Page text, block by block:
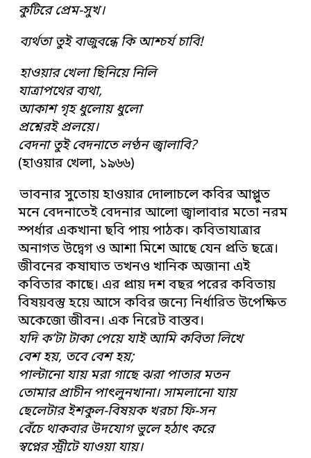
কুটিরে প্রেম-সুখ।
ব্যর্থতা তুই বাজুবন্ধে কি আশ্চর্য চাবি!
হাওয়ার খেলা ছিনিয়ে নিলি
যাত্রাপথের ব্যথা,
আকাশ গৃহ ধুলোয় ধুলো
প্রশ্নেরই প্রলয়ে।
বেদনা তুই বেদনাতে লণ্ঠন জ্বালাবি?
(হাওয়ার খেলা, ১৯৬৬)
ভাবনার সুতোয় হাওয়ার দোলাচলে কবির আপ্লুত
মনে বেদনাতেই বেদনার আলো জ্বালাবার মতো নরম
স্পর্ধার একখানা ছবি পায় পাঠক। কবিতাযাত্রার
অনাগত উদ্বেগ ও আশা মিশে আছে যেন প্রতি ছত্রে।
জীবনের কষাঘাত তখনও খানিক অজানা এই
কবিতার কাছে। এর প্রায় দশ বছর পরের কবিতায়
বিষয়বস্তু হয়ে আসে কবির জন্যে নির্ধারিত উপেক্ষিত
অকেজো জীবন। এক নিরেট বাস্তব।
যদি ক’টা টাকা পেয়ে যাই আমি কবিতা লিখে
বেশ হয়, তবে বেশ হয়;
পাল্টানো যায় মরা গাছে ঝরা পাতার মতন
তোমার প্রাচীন পাৎলুনখানা। সামলানো যায়
ছেলেটার ইশকুল-বিষয়ক খরচা ফি-সন
বেঁচে থাকবার উদযোগ ভুলে হঠাৎ করে
স্বপ্নের স্ট্রীটে যাওয়া যায়।